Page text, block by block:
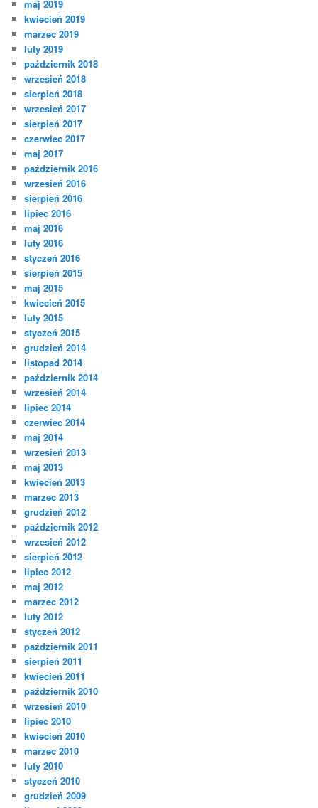
maj 2019
kwiecień 2019
marzec 2019
luty 2019
październik 2018
wrzesień 2018
sierpień 2018
wrzesień 2017
sierpień 2017
czerwiec 2017
maj 2017
październik 2016
wrzesień 2016
sierpień 2016
lipiec 2016
maj 2016
luty 2016
styczeń 2016
sierpień 2015
maj 2015
kwiecień 2015
luty 2015
styczeń 2015
grudzień 2014
listopad 2014
październik 2014
wrzesień 2014
lipiec 2014
czerwiec 2014
maj 2014
wrzesień 2013
maj 2013
kwiecień 2013
marzec 2013
grudzień 2012
październik 2012
wrzesień 2012
sierpień 2012
lipiec 2012
maj 2012
marzec 2012
luty 2012
styczeń 2012
październik 2011
sierpień 2011
kwiecień 2011
październik 2010
wrzesień 2010
lipiec 2010
kwiecień 2010
marzec 2010
luty 2010
styczeń 2010
grudzień 2009